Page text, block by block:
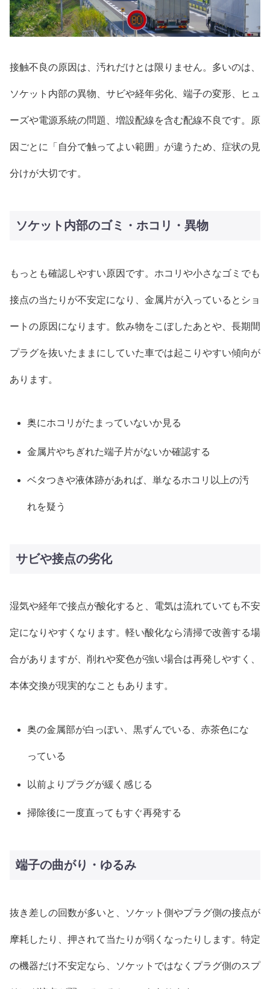
接触不良の原因は、汚れだけとは限りません。多いのは、
ソケット内部の異物、サビや経年劣化、端子の変形、ヒュ
ーズや電源系統の問題、増設配線を含む配線不良です。原
因ごとに「自分で触ってよい範囲」が違うため、症状の見
分けが大切です。
ソケット内部のゴミ・ホコリ・異物
もっとも確認しやすい原因です。ホコリや小さなゴミでも
接点の当たりが不安定になり、金属片が入っているとショ
ートの原因になります。飲み物をこぼしたあとや、長期間
プラグを抜いたままにしていた車では起こりやすい傾向が
あります。
奥にホコリがたまっていないか見る
金属片やちぎれた端子片がないか確認する
ベタつきや液体跡があれば、単なるホコリ以上の汚
れを疑う
サビや接点の劣化
湿気や経年で接点が酸化すると、電気は流れていても不安
定になりやすくなります。軽い酸化なら清掃で改善する場
合がありますが、削れや変色が強い場合は再発しやすく、
本体交換が現実的なこともあります。
奥の金属部が白っぽい、黒ずんでいる、赤茶色にな
っている
以前よりプラグが緩く感じる
掃除後に一度直ってもすぐ再発する
端子の曲がり・ゆるみ
抜き差しの回数が多いと、ソケット側やプラグ側の接点が
摩耗したり、押されて当たりが弱くなったりします。特定
の機器だけ不安定なら、ソケットではなくプラグ側のスプ